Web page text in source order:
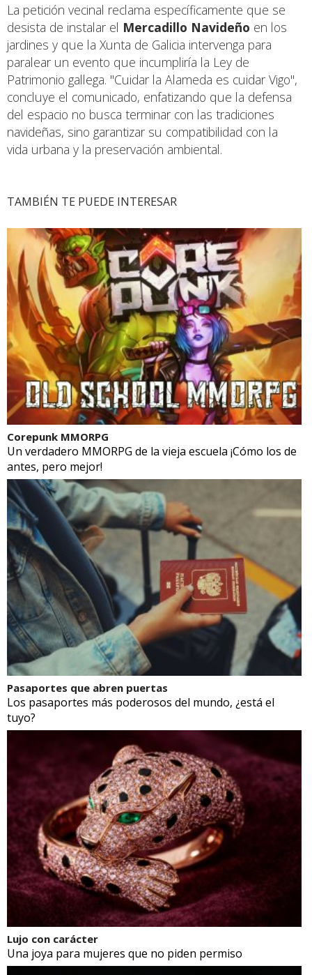
La petición vecinal reclama específicamente que se
desista de instalar el Mercadillo Navideño en los
jardines y que la Xunta de Galicia intervenga para
paralear un evento que incumpliría la Ley de
Patrimonio gallega. "Cuidar la Alameda es cuidar Vigo",
concluye el comunicado, enfatizando que la defensa
del espacio no busca terminar con las tradiciones
navideñas, sino garantizar su compatibilidad con la
vida urbana y la preservación ambiental.
TAMBIÉN TE PUEDE INTERESAR
Corepunk MMORPG
Un verdadero MMORPG de la vieja escuela ¡Cómo los de
antes, pero mejor!
Pasaportes que abren puertas
Los pasaportes más poderosos del mundo, ¿está el
tuyo?
Lujo con carácter
Una joya para mujeres que no piden permiso